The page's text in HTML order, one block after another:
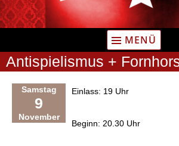
MENÜ
Antispielismus +
Samstag
9
November
Einlass: 19 Uhr
Beginn: 20.30 Uhr